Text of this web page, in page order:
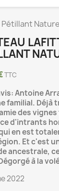
TTC
Antoine
familial. Déjà
des
d'intrants
en est
Et c'est
ancestrale,
à la
2022